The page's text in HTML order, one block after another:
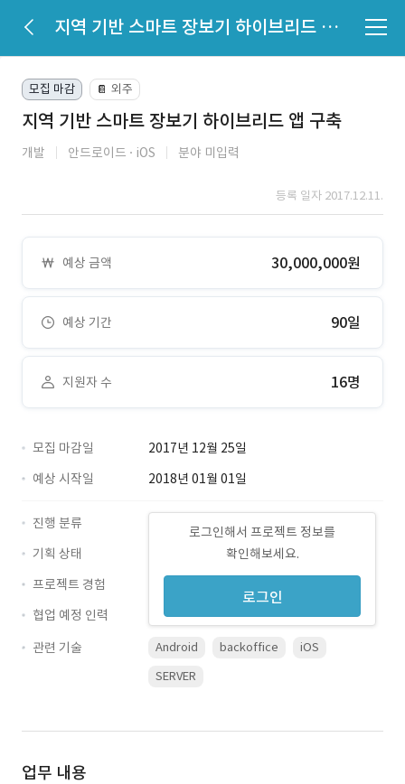
지역 기반 스마트 장보기 하이브리드 앱 구축
모집 마감 📔 외주
지역 기반 스마트 장보기 하이브리드 앱 구축
개발 안드로이드 iOS 분야 미입력
등록 일자 2017.12.11.
예상 금액 30,000,000원
예상 기간 90일
지원자 수 16명
모집 마감일
2017년 12월 25일
예상 시작일
2018년 01월 01일
로그인해서 프로젝트 정보를
확인해보세요.
로그인
진행 분류
기획 상태
프로젝트 경험
협업 예정 인력
관련 기술
Android backoffice
iOS
SERVER
업무 내용